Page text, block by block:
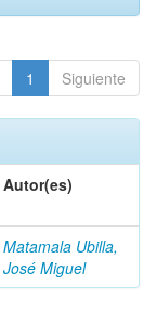
1 Siguiente
Autor(es)
Matamala Ubilla,
José Miguel